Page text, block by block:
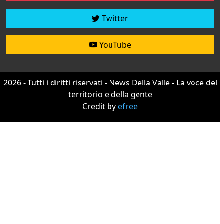
Twitter
YouTube
2026 - Tutti i diritti riservati - News Della Valle - La voce del
territorio e della gente
Credit byefree